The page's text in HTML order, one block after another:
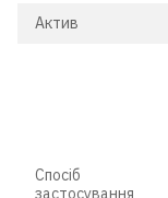
Актив
Спосіб
застосування